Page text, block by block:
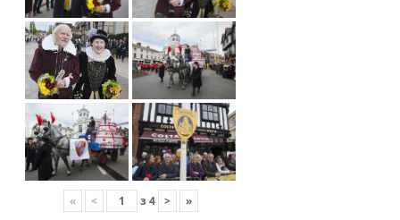
« < з 4 > »